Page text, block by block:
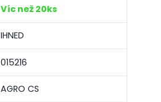
Víc než 20ks
IHNED
015216
AGRO CS